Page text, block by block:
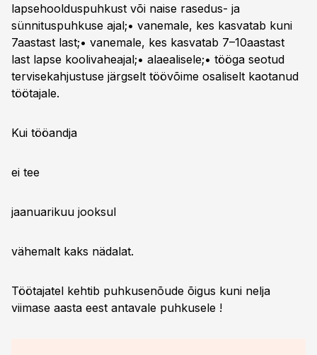
lapsehoolduspuhkust või naise rasedus- ja
sünnituspuhkuse ajal;• vanemale, kes kasvatab kuni
7aastast last;• vanemale, kes kasvatab 7–10aastast
last lapse koolivaheajal;• alaealisele;• tööga seotud
tervisekahjustuse järgselt töövõime osaliselt kaotanud
töötajale.
Kui tööandja
ei tee
jaanuarikuu jooksul
vähemalt kaks nädalat.
Töötajatel kehtib puhkusenõude õigus kuni nelja
viimase aasta eest antavale puhkusele !